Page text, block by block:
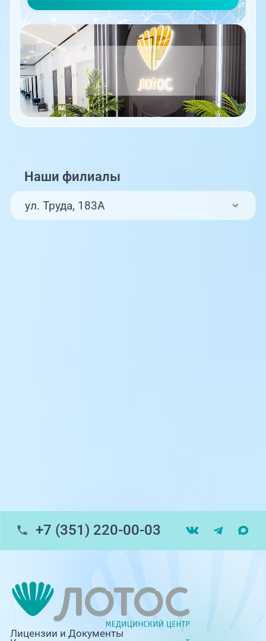
Наши филиалы
ул. Труда, 183А
помощь)
Профосмотры, ул.Труда, 183Б
г. Златоуст, ул. Щербакова 2, строение 1
(ЦАОП)
+7 (351) 220-00-03
Лицензии и Документы